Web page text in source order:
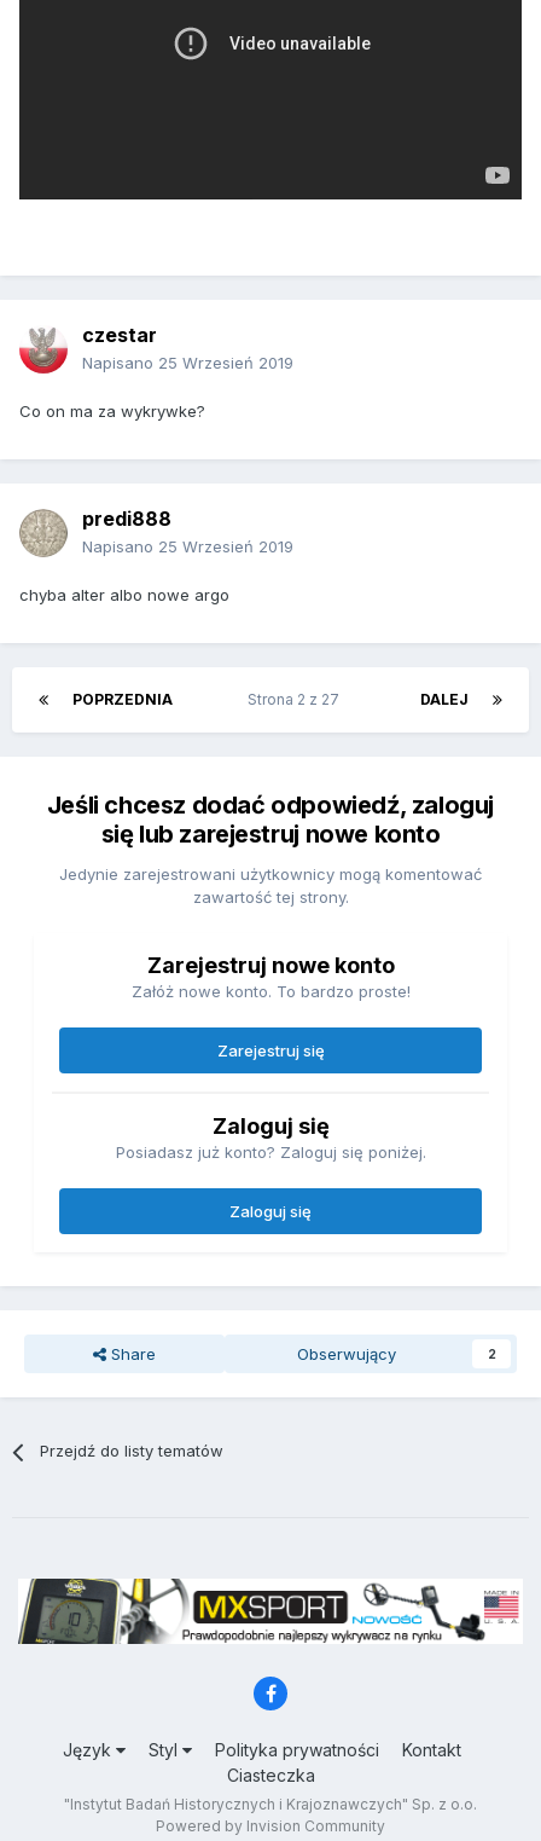
czestar
Napisano 25 Wrzesień 2019
Co on ma za wykrywke?
predi888
Napisano 25 Wrzesień 2019
chyba alter albo nowe argo
POPRZEDNIA DALEJ
Strona 2 z 27
Jeśli chcesz dodać odpowiedź, zaloguj
się lub zarejestruj nowe konto
Jedynie zarejestrowani użytkownicy mogą komentować
zawartość tej strony.
Zarejestruj nowe konto
Załóż nowe konto. To bardzo proste!
Zarejestruj się
Zaloguj się
Posiadasz już konto? Zaloguj się poniżej.
Zaloguj się
Share Obserwujący 2
Przejdź do listy tematów
Język Styl Polityka prywatności
Kontakt
Ciasteczka
"Instytut Badań Historycznych i Krajoznawczych" Sp. z o.o.
Powered by Invision Community